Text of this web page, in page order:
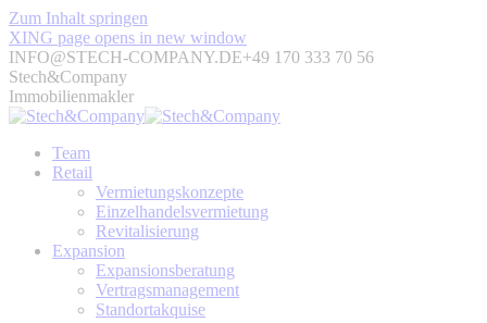
Zum Inhalt springen
XING page opens in new window
INFO@STECH-COMPANY.DE+49 170 333 70 56
Stech&Company
Immobilienmakler
Team
Retail
Vermietungskonzepte
Einzelhandelsvermietung
Revitalisierung
Expansion
Expansionsberatung
Vertragsmanagement
Standortakquise